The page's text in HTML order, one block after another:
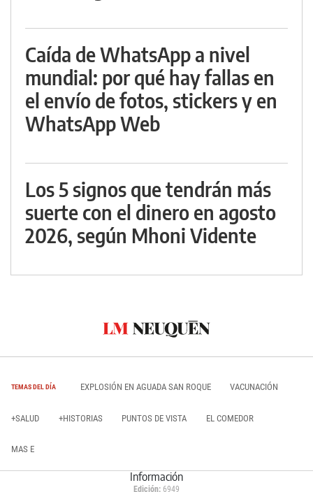
Caída de WhatsApp a nivel
mundial: por qué hay fallas en
el envío de fotos, stickers y en
WhatsApp Web
Los 5 signos que tendrán más
suerte con el dinero en agosto
2026, según Mhoni Vidente
TEMAS DEL DÍA EXPLOSIÓN EN AGUADA SAN ROQUE VACUNACIÓN
+SALUD +HISTORIAS PUNTOS DE VISTA EL COMEDOR
MAS E
Información
Edición: 6949